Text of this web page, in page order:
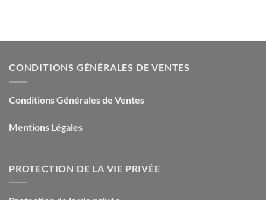
CONDITIONS GÉNÉRALES DE VENTES
Conditions Générales de Ventes
Mentions Légales
PROTECTION DE LA VIE PRIVÉE